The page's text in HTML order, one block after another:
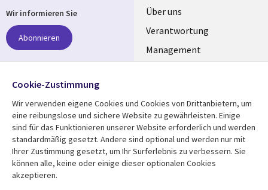
Useful
links
GERMANY
Über uns
Verantwortung
Management
Merger
Mediathek Rechtliches
Wir informieren Sie
Abonnieren
Social
Media
GERMANY
Cookie-Zustimmung
Wir verwenden eigene Cookies und Cookies von Drittanbietern, um
eine reibungslose und sichere Website zu gewährleisten. Einige
sind für das Funktionieren unserer Website erforderlich und werden
standardmäßig gesetzt. Andere sind optional und werden nur mit
Ihrer Zustimmung gesetzt, um Ihr Surferlebnis zu verbessern. Sie
können alle, keine oder einige dieser optionalen Cookies
akzeptieren.